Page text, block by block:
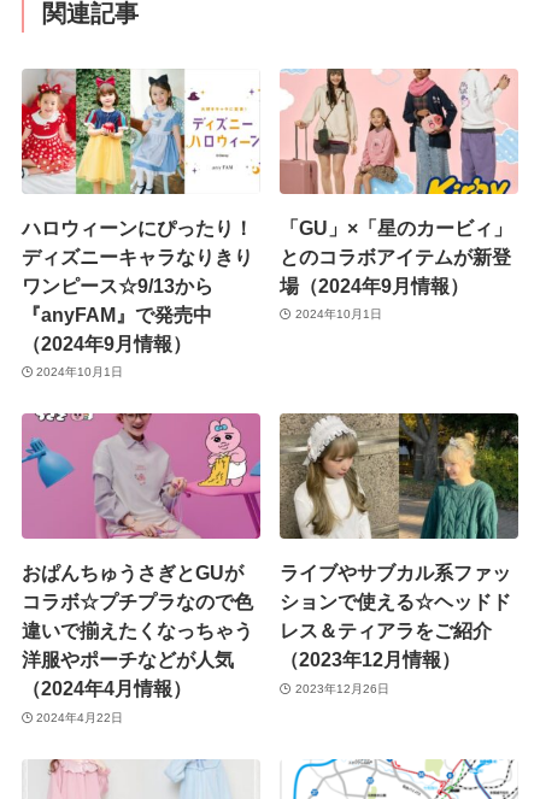
関連記事
ハロウィーンにぴったり！
ディズニーキャラなりきり
ワンピース☆9/13から
『anyFAM』で発売中
（2024年9月情報）
2024年10月1日
「GU」×「星のカービィ」
とのコラボアイテムが新登
場（2024年9月情報）
2024年10月1日
おぱんちゅうさぎとGUが
コラボ☆プチプラなので色
違いで揃えたくなっちゃう
洋服やポーチなどが人気
（2024年4月情報）
2024年4月22日
ライブやサブカル系ファッ
ションで使える☆ヘッドド
レス＆ティアラをご紹介
（2023年12月情報）
2023年12月26日